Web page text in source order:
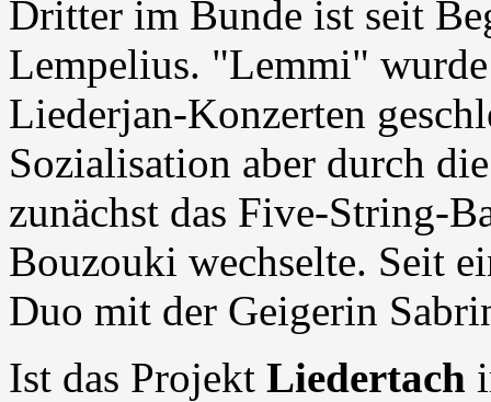
Dritter im Bunde ist seit
Lempelius. "Lemmi" wurde
Liederjan-Konzerten
Sozialisation aber durch
zunächst das Five-String-
Bouzouki wechselte. Seit
Duo mit der Geigerin
Ist das Projekt Liedertach